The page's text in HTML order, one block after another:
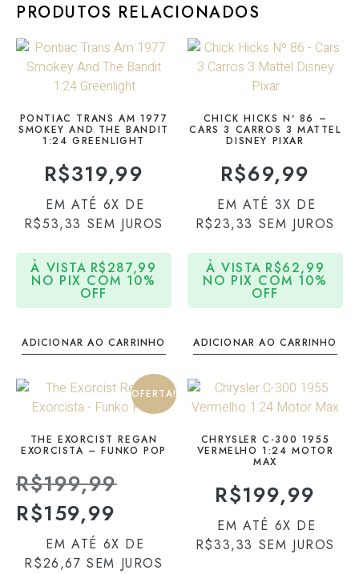
PRODUTOS RELACIONADOS
PONTIAC TRANS AM 1977
SMOKEY AND THE BANDIT
1:24 GREENLIGHT
R$319,99
EM ATÉ 6X DE
R$53,33 SEM JUROS
À VISTA R$287,99
NO PIX COM 10%
OFF
ADICIONAR AO CARRINHO
CHICK HICKS Nº 86 –
CARS 3 CARROS 3 MATTEL
DISNEY PIXAR
R$69,99
EM ATÉ 3X DE
R$23,33 SEM JUROS
À VISTA R$62,99
NO PIX COM 10%
OFF
ADICIONAR AO CARRINHO
OFERTA!
THE EXORCIST REGAN
EXORCISTA – FUNKO POP
R$199,99
R$159,99
EM ATÉ 6X DE
R$26,67 SEM JUROS
CHRYSLER C-300 1955
VERMELHO 1:24 MOTOR
MAX
R$199,99
EM ATÉ 6X DE
R$33,33 SEM JUROS